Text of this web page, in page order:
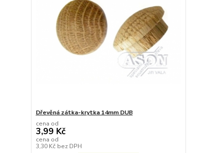
Dřevěná zátka-krytka 14mm DUB
cena od
3,99 Kč
cena od
3,30 Kč bez DPH